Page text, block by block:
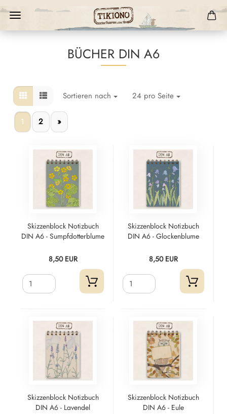
BÜCHER DIN A6
Sortieren nach 24 pro Seite
1 2 »
Skizzenblock Notizbuch
DIN A6 - Sumpfdotterblume
8,50 EUR
Skizzenblock Notizbuch
DIN A6 - Glockenblume
8,50 EUR
Skizzenblock Notizbuch
DIN A6 - Lavendel
Skizzenblock Notizbuch
DIN A6 - Eule